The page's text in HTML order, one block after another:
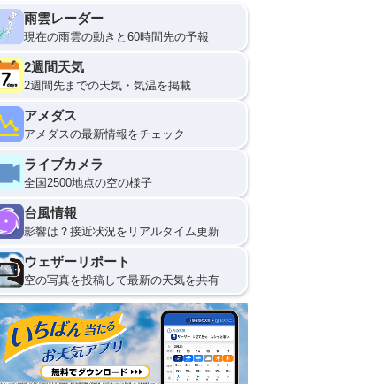
雨雲レーダー
現在の雨雲の動きと60時間先の予報
2週間天気
2週間先までの天気・気温を掲載
アメダス
アメダスの最新情報をチェック
ライブカメラ
全国2500地点の空の様子
台風情報
影響は？接近状況をリアルタイム更新
ウェザーリポート
空の写真を投稿して最新の天気を共有